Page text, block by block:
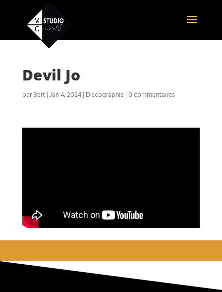
Devil Jo
parBart| Jan 4, 2024| Discographie| 0 commentaires